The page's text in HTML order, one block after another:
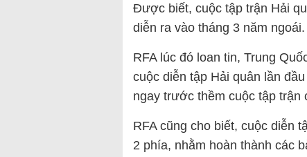
Được biết, cuộc tập trận Hải
diễn ra vào tháng 3 năm ngoái.
RFA lúc đó loan tin, Trung
cuộc diễn tập Hải quân lần
ngay trước thềm cuộc tập
RFA cũng cho biết, cuộc diễn
2 phía, nhằm hoàn thành các